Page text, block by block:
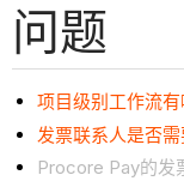
问题
项目级别工作流有
发票联系人是否需
Procore Pay的发